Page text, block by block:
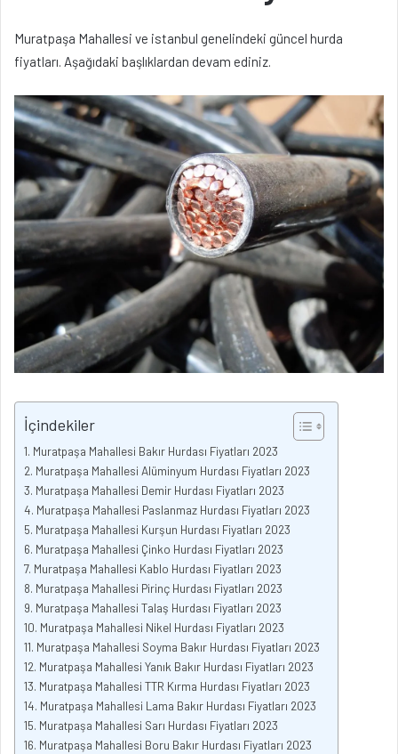
Muratpaşa Mahallesi ve istanbul genelindeki güncel hurda
fiyatları. Aşağıdaki başlıklardan devam ediniz.
İçindekiler
Muratpaşa Mahallesi Bakır Hurdası Fiyatları 2023
Muratpaşa Mahallesi Alüminyum Hurdası Fiyatları 2023
Muratpaşa Mahallesi Demir Hurdası Fiyatları 2023
Muratpaşa Mahallesi Paslanmaz Hurdası Fiyatları 2023
Muratpaşa Mahallesi Kurşun Hurdası Fiyatları 2023
Muratpaşa Mahallesi Çinko Hurdası Fiyatları 2023
Muratpaşa Mahallesi Kablo Hurdası Fiyatları 2023
Muratpaşa Mahallesi Pirinç Hurdası Fiyatları 2023
Muratpaşa Mahallesi Talaş Hurdası Fiyatları 2023
Muratpaşa Mahallesi Nikel Hurdası Fiyatları 2023
Muratpaşa Mahallesi Soyma Bakır Hurdası Fiyatları 2023
Muratpaşa Mahallesi Yanık Bakır Hurdası Fiyatları 2023
Muratpaşa Mahallesi TTR Kırma Hurdası Fiyatları 2023
Muratpaşa Mahallesi Lama Bakır Hurdası Fiyatları 2023
Muratpaşa Mahallesi Sarı Hurdası Fiyatları 2023
Muratpaşa Mahallesi Boru Bakır Hurdası Fiyatları 2023